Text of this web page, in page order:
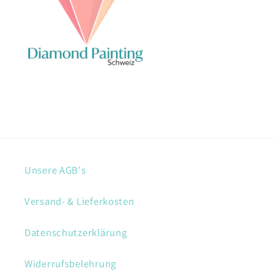
Unsere AGB's
Versand- & Lieferkosten
Datenschutzerklärung
Widerrufsbelehrung